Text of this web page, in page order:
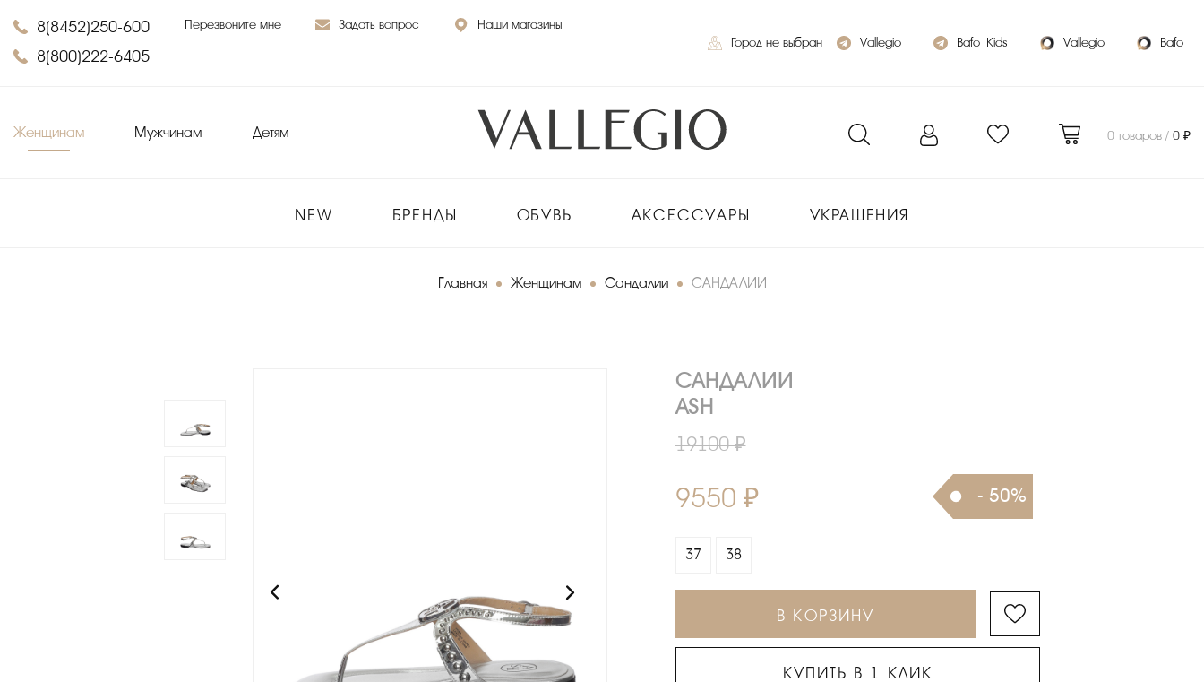
8(8452)250-600
8(800)222-6405
Перезвоните мне Задать вопрос
Наши магазины
Город не выбран
Vallegio Bafo_Kids Vallegio Bafo
Женщинам Мужчинам Детям 0 товаров /0 ₽
NEW БРЕНДЫ ОБУВЬ АКСЕССУАРЫ УКРАШЕНИЯ
Главная Женщинам Сандалии САНДАЛИИ
САНДАЛИИ
ASH
19100 ₽
9550 ₽ - 50%
37 38
В КОРЗИНУ
КУПИТЬ В 1 КЛИК